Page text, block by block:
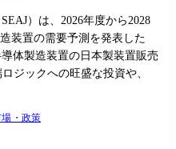
）は、2026年度から2028
装置の需要予測を発表した
体製造装置の日本製装置販売
ジックへの旺盛な投資や、
場・政策